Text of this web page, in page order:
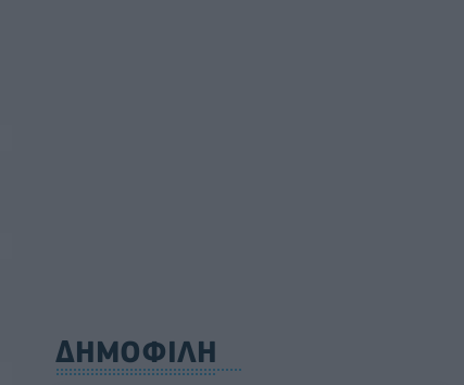
ΔΗΜΟΦΙΛΗ